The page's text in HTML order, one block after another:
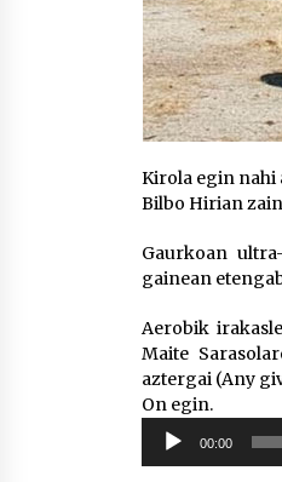
Kirola egin nahi
Bilbo Hirian
Gaurkoan
gainean
Aerobik
Maite
aztergai (Any
On egin.
Soinu
00:00